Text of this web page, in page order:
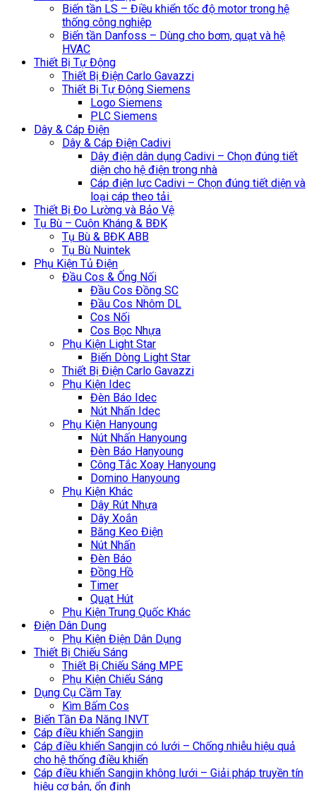
Biến tần LS – Điều khiển tốc độ motor trong hệ
thống công nghiệp
Biến tần Danfoss – Dùng cho bơm, quạt và hệ
HVAC
Thiết Bị Tự Động
Thiết Bị Điện Carlo Gavazzi
Thiết Bị Tự Động Siemens
Logo Siemens
PLC Siemens
Dây & Cáp Điện
Dây & Cáp Điện Cadivi
Dây điện dân dụng Cadivi – Chọn đúng tiết
diện cho hệ điện trong nhà
Cáp điện lực Cadivi – Chọn đúng tiết diện và
loại cáp theo tải
Thiết Bị Đo Lường và Bảo Vệ
Tụ Bù – Cuộn Kháng & BĐK
Tụ Bù & BĐK ABB
Tụ Bù Nuintek
Phụ Kiện Tủ Điện
Đầu Cos & Ống Nối
Đầu Cos Đồng SC
Đầu Cos Nhôm DL
Cos Nối
Cos Bọc Nhựa
Phụ Kiện Light Star
Biến Dòng Light Star
Thiết Bị Điện Carlo Gavazzi
Phụ Kiện Idec
Đèn Báo Idec
Nút Nhấn Idec
Phụ Kiện Hanyoung
Nút Nhấn Hanyoung
Đèn Báo Hanyoung
Công Tắc Xoay Hanyoung
Domino Hanyoung
Phụ Kiện Khác
Dây Rút Nhựa
Dây Xoắn
Băng Keo Điện
Nút Nhấn
Đèn Báo
Đồng Hồ
Timer
Quạt Hút
Phụ Kiện Trung Quốc Khác
Điện Dân Dụng
Phụ Kiện Điện Dân Dụng
Thiết Bị Chiếu Sáng
Thiết Bị Chiếu Sáng MPE
Phụ Kiện Chiếu Sáng
Dụng Cụ Cầm Tay
Kìm Bấm Cos
Biến Tần Đa Năng INVT
Cáp điều khiển Sangjin
Cáp điều khiển Sangjin có lưới – Chống nhiễu hiệu quả
cho hệ thống điều khiển
Cáp điều khiển Sangjin không lưới – Giải pháp truyền tín
hiệu cơ bản, ổn định